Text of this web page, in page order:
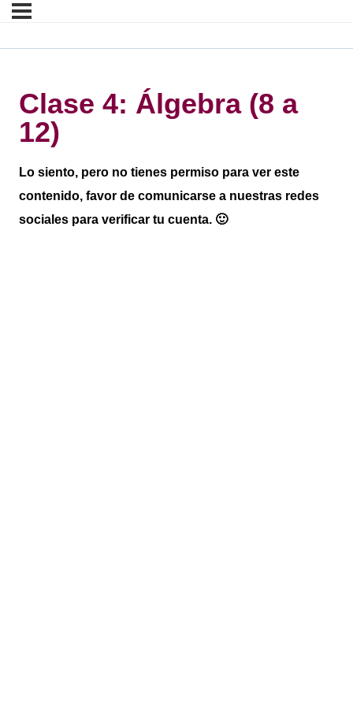
Clase 4: Álgebra (8 a
12)
Lo siento, pero no tienes permiso para ver este
contenido, favor de comunicarse a nuestras redes
sociales para verificar tu cuenta. 🙂